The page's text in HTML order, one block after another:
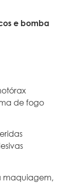
e bomba
de fogo
maquiagem,